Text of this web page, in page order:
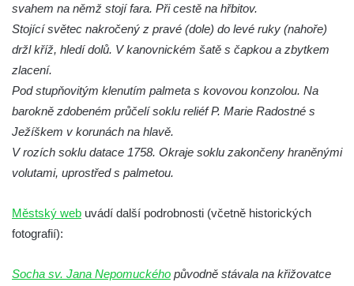
Lavička Kůň Převalského v ZOO Hluboká
Lysá nad Labem, barokní město Šporkovo
Socha Roháč v ZOO Hluboká
Reliéf Rodina a práce na budově záložny
čp. 69/1 v Českých Budějovicích
Českých Budějovicích
Socha Krista klesajícího pod křížem u
Budějovicích
svahem na němž stojí fara. Při cestě na hřbitov.
Stojící světec nakročený z pravé (dole) do levé ruky (nahoře)
držl kříž, hledí dolů. V kanovnickém šatě s čapkou a zbytkem
zlacení.
Pod stupňovitým klenutím palmeta s kovovou konzolou. Na
barokně zdobeném průčelí soklu reliéf P. Marie Radostné s
Ježíškem v korunách na hlavě.
V rozích soklu datace 1758. Okraje soklu zakončeny hraněnými
volutami, uprostřed s palmetou.
Městský web uvádí další podrobnosti (včetně historických
fotografií):
Socha sv. Jana Nepomuckého původně stávala na křižovatce